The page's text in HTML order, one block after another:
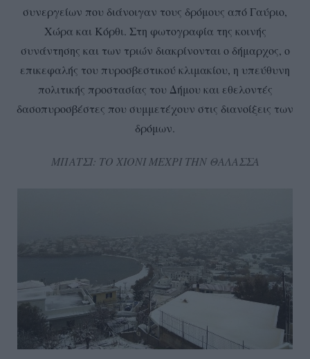
συνεργείων που διάνοιγαν τους δρόμους από Γαύριο,
Χώρα και Κόρθι. Στη φωτογραφία της κοινής
συνάντησης και των τριών διακρίνονται ο δήμαρχος, ο
επικεφαλής του πυροσβεστικού κλιμακίου, η υπεύθυνη
πολιτικής προστασίας του Δήμου και εθελοντές
δασοπυροσβέστες που συμμετέχουν στις διανοίξεις των
δρόμων.
ΜΠΑΤΣΙ: ΤΟ ΧΙΟΝΙ ΜΕΧΡΙ ΤΗΝ ΘΑΛΑΣΣΑ